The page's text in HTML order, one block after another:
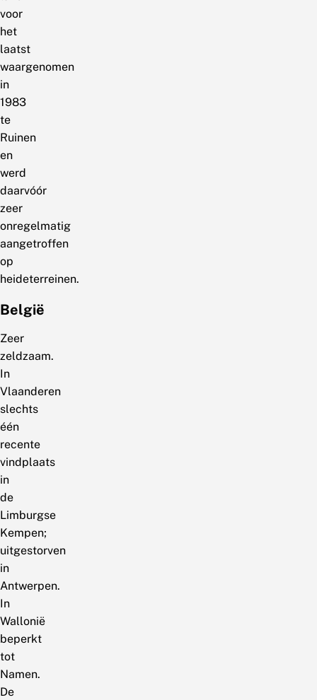
voor
het
laatst
waargenomen
in
1983
te
Ruinen
en
werd
daarvóór
zeer
onregelmatig
aangetroffen
op
heideterreinen.
België
Zeer
zeldzaam.
In
Vlaanderen
slechts
één
recente
vindplaats
in
de
Limburgse
Kempen;
uitgestorven
in
Antwerpen.
In
Wallonië
beperkt
tot
Namen.
De